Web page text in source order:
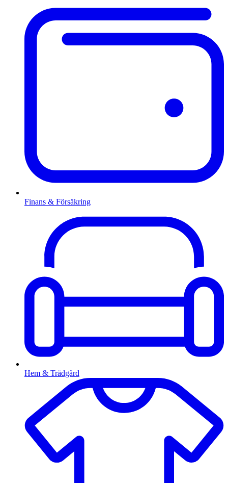
Finans & Försäkring
Hem & Trädgård